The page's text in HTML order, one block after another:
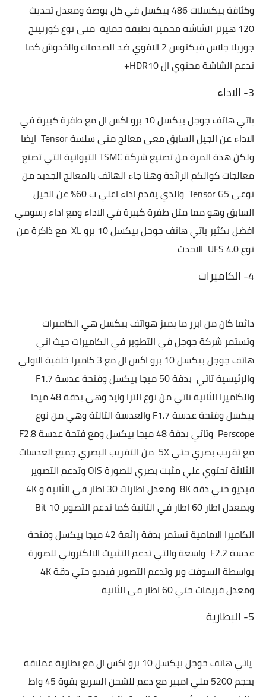
وكثافة بيكسلات 486 بيكسل في كل بوصة ومعدل تحديث
120 هيرتز الشاشة محمية بطبقة حماية منى نوع كورنينج
جوريلا جلاس فيكتوس 2 الاقوي ضد الصدمات والخدوش كما
تدعم الشاشة محتوي ال HDR10+
3- الاداء
ياتي هاتف
جوجل بيكسل 10 برو اكس ال مع طفرة كبيرة في
الاداء عن الجيل السابق معى معالج منى سلسة Tensor ايضا
ولكن هذة المرة من تصنيع شركة TSMC التيوانية التي تصنع
معالجات كوالكم الرائدة وهنا جاء الهاتف بالمعالج الجدبد من
نوعى Tensor G5 والذي يقدم اداء اعلي ب 60% عن الجيل
السابق وهو مما مثل طفرة كبيرة في الاداء ومع اداء رسومي
افضل بكثير ياتي هاتف
جوجل بيكسل 10 برو XL مع ذاكرة من
نوع UFS 4.0 الاحدث
4- الكاميرات
دائما كان من ابرز ما يميز هواتف بيكسل هي الكاميرات
وتستمر شركة جوجل في التطوير في الكاميرات حيث اتي
هاتف
جوجل بيكسل 10 برو اكس ال مع 3 كاميرا خلفية الاولي
والكاميرا الثانية تاتي من نوع الترا وايد وهي بدقة 48 ميجا
بيكسل وفتحة عدسة F1.7 والعدسة الثالثة وهي من نوع
Perscope وتاتي بدقة 48 ميجا بيكسل ومع فتحة عدسة F2.8
مع تقريب بصري حتي 5X من التقريب البصري جميع العدسات
الثلاثة تحتوي علي مثبت بصري للصورة OIS وتدعم التصوير
وبمعدل اطار 60 اطار في الثانية كما تدعم التصوير 10 Bit
الكاميرا الامامية تستمر بدقة رائعة 42 ميجا بيكسل وفتحة
عدسة F2.2 واسعة والتي تدعم التثبيت الالكتروني للصورة
ومعدل فريمات حتي 60 اطار في الثانية
5- البطارية
ياتي هاتف
جوجل بيكسل 10 برو اكس ال مع بطارية عملاقة
بحجم 5200 ملي امبير مع دعم للشحن السريع بقوة 45 واط